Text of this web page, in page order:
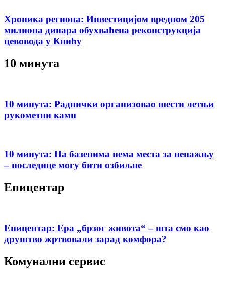
Хроника региона: Инвестицијом вредном 205
милиона динара обухваћена реконструкција
цевовода у Книћу
10 минута
10 минута: Раднички организовао шести летњи
рукометни камп
10 минута: На базенима нема места за непажњу
– последице могу бити озбиљне
Епицентар
Епицентар: Ера „брзог живота“ – шта смо као
друштво жртвовали зарад комфора?
Комунални сервис